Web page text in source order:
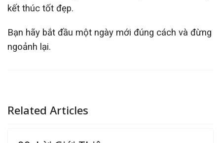
kết thúc tốt đẹp.
Bạn hãy bắt đầu một ngày mới đúng cách và đừng
ngoảnh lại.
Related Articles